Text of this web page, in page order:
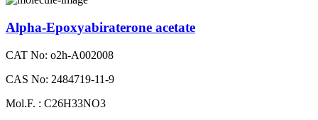
Alpha-Epoxyabiraterone acetate
CAT No: o2h-A002008
CAS No: 2484719-11-9
Mol.F. : C26H33NO3